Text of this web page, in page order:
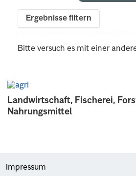
Landwirtschaft, Fischerei,
Nahrungsmittel
Ergebnisse filtern
Bitte versuch es mit einer
Impressum